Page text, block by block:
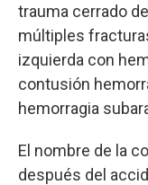
trauma cerrado
múltiples
izquierda con
contusión
hemorragia
El nombre de la
después del